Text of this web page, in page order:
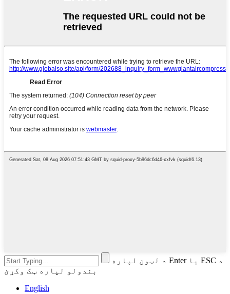
د لټون لپاره Enter یا ESC د
بندولو لپاره ټک وکړئ
English